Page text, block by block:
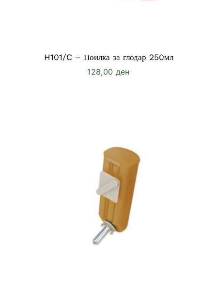
H101/C – Поилка за глодар 250мл
128,00 ден